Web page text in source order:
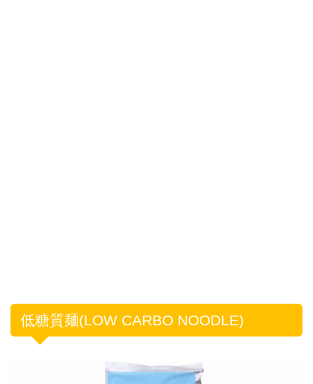
低糖質麺(LOW CARBO NOODLE)